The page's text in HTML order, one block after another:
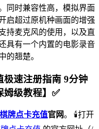
同时兼容性高，模拟界面
启超过原机种画面的增强
持麦克风的使用，以及直
具有一个内置的电影录音
的翘楚。
极速注册指南 9分钟
姆级教程】✅
牌点卡充值官网。 🕯打开